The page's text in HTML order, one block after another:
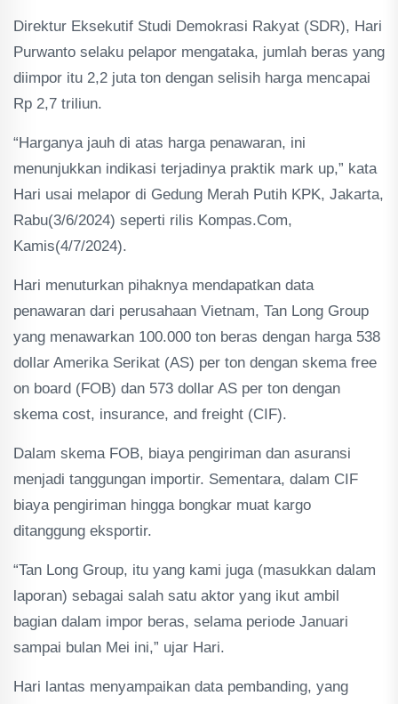
Direktur Eksekutif Studi Demokrasi Rakyat (SDR), Hari
Purwanto selaku pelapor mengataka, jumlah beras yang
diimpor itu 2,2 juta ton dengan selisih harga mencapai
Rp 2,7 triliun.
“Harganya jauh di atas harga penawaran, ini
menunjukkan indikasi terjadinya praktik mark up,” kata
Hari usai melapor di Gedung Merah Putih KPK, Jakarta,
Rabu(3/6/2024) seperti rilis Kompas.Com,
Kamis(4/7/2024).
Hari menuturkan pihaknya mendapatkan data
penawaran dari perusahaan Vietnam, Tan Long Group
yang menawarkan 100.000 ton beras dengan harga 538
dollar Amerika Serikat (AS) per ton dengan skema free
on board (FOB) dan 573 dollar AS per ton dengan
skema cost, insurance, and freight (CIF).
Dalam skema FOB, biaya pengiriman dan asuransi
menjadi tanggungan importir. Sementara, dalam CIF
biaya pengiriman hingga bongkar muat kargo
ditanggung eksportir.
“Tan Long Group, itu yang kami juga (masukkan dalam
laporan) sebagai salah satu aktor yang ikut ambil
bagian dalam impor beras, selama periode Januari
sampai bulan Mei ini,” ujar Hari.
Hari lantas menyampaikan data pembanding, yang